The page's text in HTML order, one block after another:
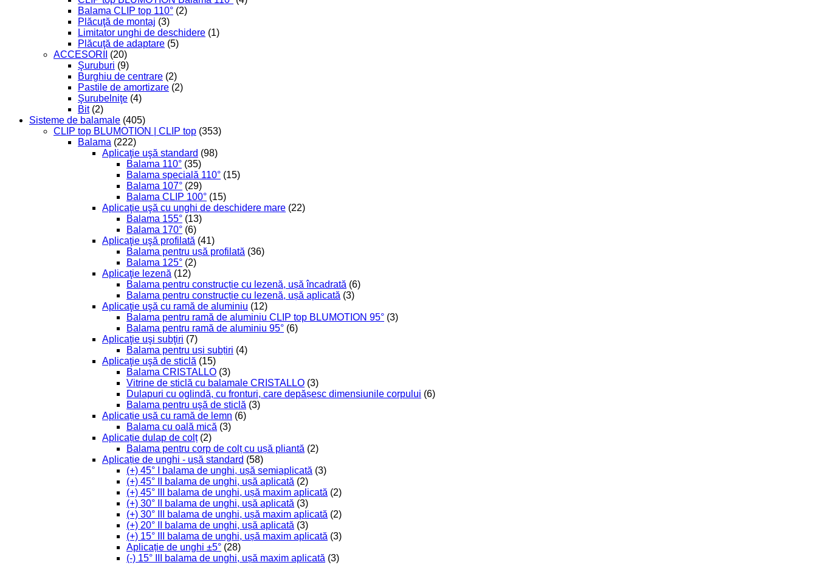
Balama CLIP top 110° (2)
Plăcuţă de montaj (3)
Limitator unghi de deschidere (1)
Plăcuţă de adaptare (5)
ACCESORII
(20)
Şuruburi (9)
Burghiu de centrare (2)
Pastile de amortizare (2)
Şurubelniţe (4)
Bit (2)
Sisteme de balamale (405)
CLIP top BLUMOTION | CLIP top (353)
Balama (222)
Aplicaţie uşă standard (98)
Balama 110° (35)
Balama specială 110° (15)
Balama 107° (29)
Balama CLIP 100° (15)
Aplicaţie uşă cu unghi de deschidere mare (22)
Balama 155° (13)
Balama 170° (6)
Aplicaţie uşă profilată (41)
Balama pentru ușă profilată (36)
Balama 125° (2)
Aplicaţie lezenă (12)
Balama pentru construcție cu lezenă, ușă încadrată (6)
Balama pentru construcție cu lezenă, ușă aplicată (3)
Aplicaţie uşă cu ramă de aluminiu (12)
Balama pentru ramă de aluminiu CLIP top BLUMOTION 95° (3)
Balama pentru ramă de aluminiu 95° (6)
Aplicaţie uşi subţiri (7)
Balama pentru uși subțiri (4)
Aplicaţie uşă de sticlă (15)
Balama CRISTALLO (3)
Vitrine de sticlă cu balamale CRISTALLO (3)
Dulapuri cu oglindă, cu fronturi, care depășesc dimensiunile corpului (6)
Balama pentru uşă de sticlă (3)
Aplicație ușă cu ramă de lemn (6)
Balama cu oală mică (3)
Aplicație dulap de colț (2)
Balama pentru corp de colț cu ușă pliantă (2)
Aplicație de unghi - ușă standard (58)
(+) 45° I balama de unghi, ușă semiaplicată (3)
(+) 45° II balama de unghi, ușă aplicată (2)
(+) 45° III balama de unghi, ușă maxim aplicată (2)
(+) 30° II balama de unghi, ușă aplicată (3)
(+) 30° III balama de unghi, ușă maxim aplicată (2)
(+) 20° II balama de unghi, ușă aplicată (3)
(+) 15° III balama de unghi, ușă maxim aplicată (3)
Aplicație de unghi ±5° (28)
(-) 15° III balama de unghi, ușă maxim aplicată (3)